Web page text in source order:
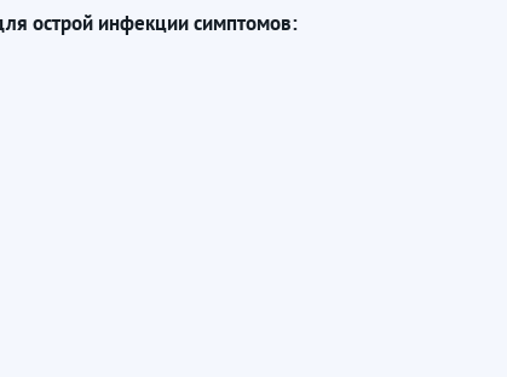
острой инфекции симптомов: